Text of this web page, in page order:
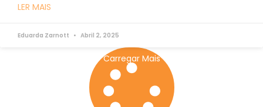
LER MAIS
Eduarda Zarnott Abril 2, 2025
Carregar Mais